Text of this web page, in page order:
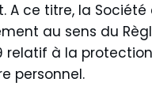
A ce titre, la
au sens du
relatif à la
personnel.